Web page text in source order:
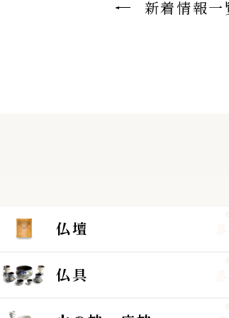
新着情報一
仏壇
仏具